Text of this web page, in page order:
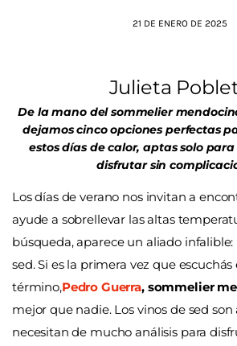
21 DE ENERO DE 2025
Julieta
De la mano del sommelier
dejamos cinco opciones perfectas
estos días de calor, aptas solo
disfrutar sin
Los días de verano nos invitan a
ayude a sobrellevar las altas
búsqueda, aparece un aliado
sed. Si es la primera vez que escuchás
término,Pedro Guerra, sommelier
mejor que nadie. Los vinos de sed
necesitan de mucho análisis para